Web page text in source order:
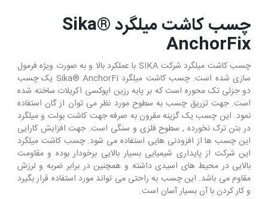
چسب کاشت میلگرد Sika®
AnchorFix
چسب کاشت میلگرد شرکت SIKA با عملکرد بالا و به صورت ویژه فرمول
سازی شده است. چسب کاشت میلگرد Sika® AnchorFi یک چسب
دو جزئی تک محوره است که بر پایه رزین اپوکسی اکریلات ساخته شده
است. جهت تزریق چسب به سطوح مورد نظر می توان از گان استفاده
نمود. این چسب یک گزینه مقرون به صرفه جهت کاشت بولت و میلگرد
در بتن ترک نخورده , سطوح فلزی و سنگی است. جهت افزایش کارایی
این چسب ها از افزودنی هایی استفاده می شود. چسب کاشت میلگرد
این شرکت از پایداری شیمیایی بسیار بالایی برخودار بوده و مقاومت
بالایی در محيط‌ های اسيدی داشته و همچنین در برابر ضربه و لرزش
مقاوم می باشد. این چسب به راحتی می تواند مورد استفاده قرار بگیرد
و کار کردن با آن بسیار آسان است.